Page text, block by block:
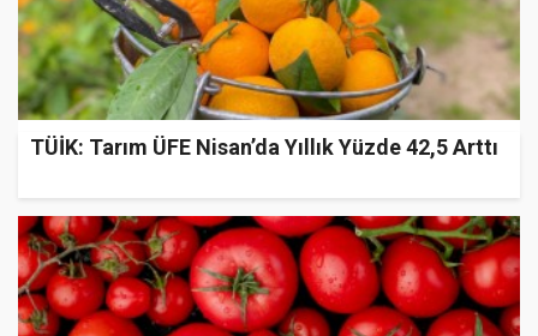
TÜİK: Tarım ÜFE Nisan’da Yıllık Yüzde 42,5 Arttı